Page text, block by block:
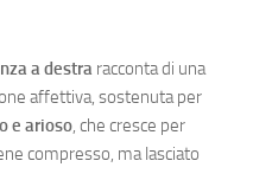
a destra racconta di una
affettiva, sostenuta per
e arioso, che cresce per
compresso, ma lasciato